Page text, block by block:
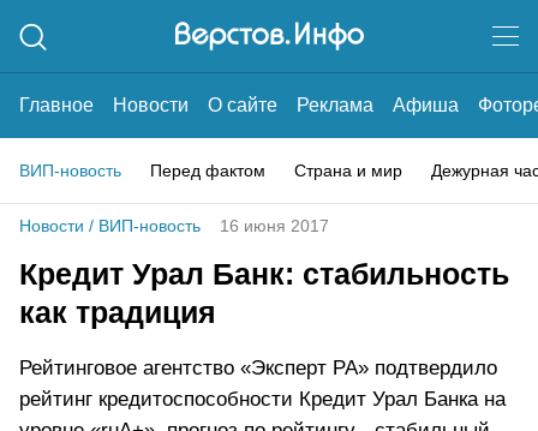
Главное Новости О сайте Реклама Афиша
ВИП-новость Перед фактом Страна и мир Дежурная
Новости / ВИП-новость 16 июня 2017
Кредит Урал Банк: стабильность
как традиция
Рейтинговое агентство «Эксперт РА» подтвердило
рейтинг кредитоспособности Кредит Урал Банка на